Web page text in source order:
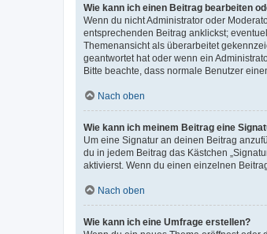
Wie kann ich einen Beitrag bearbeiten
Wenn du nicht Administrator oder
entsprechenden Beitrag anklickst;
Themenansicht als überarbeitet
geantwortet hat oder wenn ein
Bitte beachte, dass normale Benutzer
Nach oben
Wie kann ich meinem Beitrag eine
Um eine Signatur an deinen Beitrag
du in jedem Beitrag das Kästchen
aktivierst. Wenn du einen einzelnen
Nach oben
Wie kann ich eine Umfrage erstellen?